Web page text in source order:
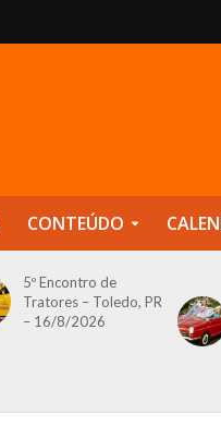
CONTEÚDO
5º Encontro de
Tratores – Toledo, PR
– 16/8/2026